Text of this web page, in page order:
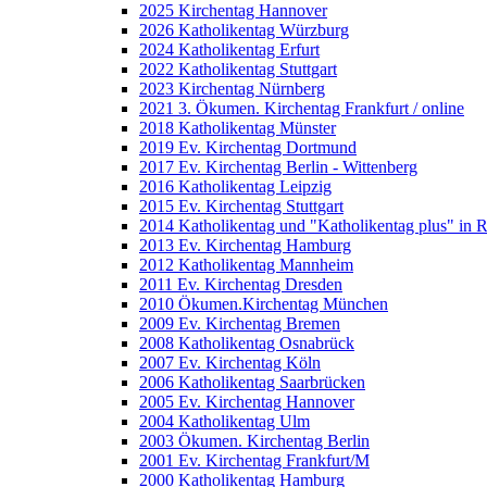
2025 Kirchentag Hannover
2026 Katholikentag Würzburg
2024 Katholikentag Erfurt
2022 Katholikentag Stuttgart
2023 Kirchentag Nürnberg
2021 3. Ökumen. Kirchentag Frankfurt / online
2018 Katholikentag Münster
2019 Ev. Kirchentag Dortmund
2017 Ev. Kirchentag Berlin - Wittenberg
2016 Katholikentag Leipzig
2015 Ev. Kirchentag Stuttgart
2014 Katholikentag und "Katholikentag plus" in
2013 Ev. Kirchentag Hamburg
2012 Katholikentag Mannheim
2011 Ev. Kirchentag Dresden
2010 Ökumen.Kirchentag München
2009 Ev. Kirchentag Bremen
2008 Katholikentag Osnabrück
2007 Ev. Kirchentag Köln
2006 Katholikentag Saarbrücken
2005 Ev. Kirchentag Hannover
2004 Katholikentag Ulm
2003 Ökumen. Kirchentag Berlin
2001 Ev. Kirchentag Frankfurt/M
2000 Katholikentag Hamburg